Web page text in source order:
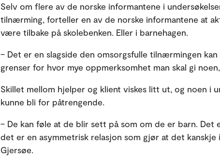
Selv om flere av de norske informantene i
tilnærming, forteller en av de norske informantene at
være tilbake på skolebenken. Eller i barnehagen.
– Det er en slagside den omsorgsfulle tilnærmingen
grenser for hvor mye oppmerksomhet man skal gi
Skillet mellom hjelper og klient viskes litt ut, og noen i
kunne bli for påtrengende.
– De kan føle at de blir sett på som om de er barn. Det
det er en asymmetrisk relasjon som gjør at det kanskje
Gjersøe.